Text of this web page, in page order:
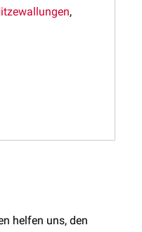
,
helfen uns, den